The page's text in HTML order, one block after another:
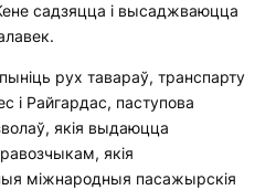
садзяцца і высаджваюцца
рух тавараў, транспарту
і Райгардас, паступова
якія выдаюцца
якія
міжнародныя пасажырскія